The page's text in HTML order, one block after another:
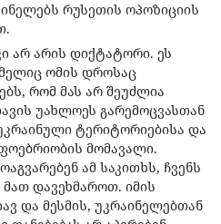
რუსეთის ოპოზიციის
არ არის დიქტატორი. ეს
ომის დროსაც
რომ მას არ შეუძლია
უახლოეს გარემოცვასთან
ტერიტორიებისა და
მომავალი.
ამ საკითხს, ჩვენს
მათ დავეხმაროთ. იმის
და მესმის, უკრაინელებთან